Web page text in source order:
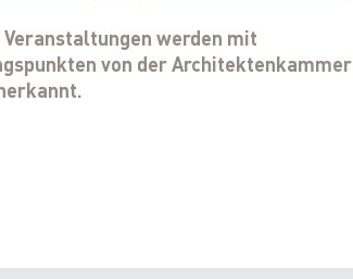
Veranstaltungen werden mit
von der Architektenkammer